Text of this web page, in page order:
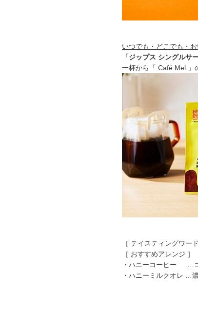
いつでも・どこでも・
「ジップス シングルサ
一杯から「 Café Mel 」
［ テイスティングワー
［ おすすめアレンジ ］
・ハニーコーヒー …コ
・ハニーミルクオレ …